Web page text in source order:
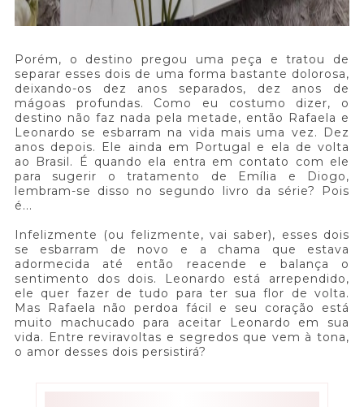
Porém, o destino pregou uma peça e tratou de
separar esses dois de uma forma bastante dolorosa,
deixando-os dez anos separados, dez anos de
mágoas profundas. Como eu costumo dizer, o
destino não faz nada pela metade, então Rafaela e
Leonardo se esbarram na vida mais uma vez. Dez
anos depois. Ele ainda em Portugal e ela de volta
ao Brasil. É quando ela entra em contato com ele
para sugerir o tratamento de Emília e Diogo,
lembram-se disso no segundo livro da série? Pois
é...
Infelizmente (ou felizmente, vai saber), esses dois
se esbarram de novo e a chama que estava
adormecida até então reacende e balança o
sentimento dos dois. Leonardo está arrependido,
ele quer fazer de tudo para ter sua flor de volta.
Mas Rafaela não perdoa fácil e seu coração está
muito machucado para aceitar Leonardo em sua
vida. Entre reviravoltas e segredos que vem à tona,
o amor desses dois persistirá?